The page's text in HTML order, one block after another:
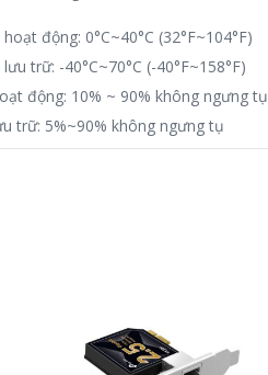
động: 0°C~40°C (32°F~104°F)
trữ: -40°C~70°C (-40°F~158°F)
động: 10% ~ 90% không ngưng tụ
trữ: 5%~90% không ngưng tụ